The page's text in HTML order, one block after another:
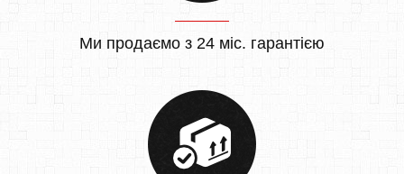
Ми продаємо з 24 міс. гарантією